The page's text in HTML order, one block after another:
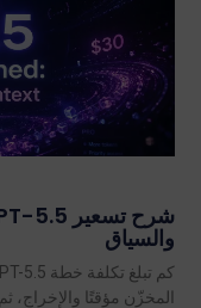
والسياق
المخزّن مؤقتًا